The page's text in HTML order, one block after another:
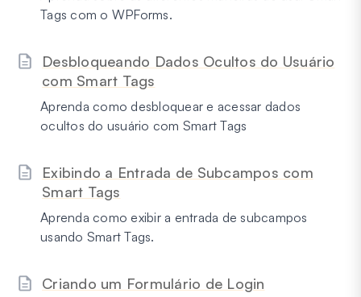
Tags com o WPForms.
Desbloqueando Dados Ocultos do Usuário
com Smart Tags
Aprenda como desbloquear e acessar dados
ocultos do usuário com Smart Tags
Exibindo a Entrada de Subcampos com
Smart Tags
Aprenda como exibir a entrada de subcampos
usando Smart Tags.
Criando um Formulário de Login